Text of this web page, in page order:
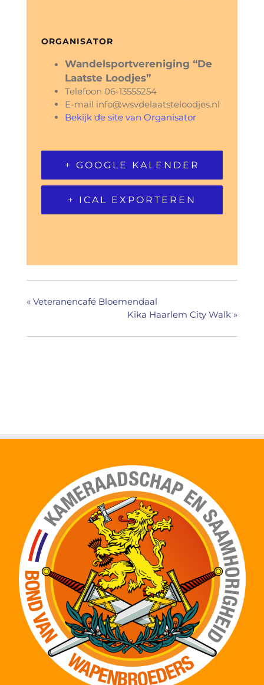
ORGANISATOR
Wandelsportvereniging “De
Laatste Loodjes”
Telefoon 06-13555254
E-mail info@wsvdelaatsteloodjes.nl
Bekijk de site van Organisator
+ GOOGLE KALENDER
+ ICAL EXPORTEREN
« Veteranencafé Bloemendaal
Kika Haarlem City Walk »